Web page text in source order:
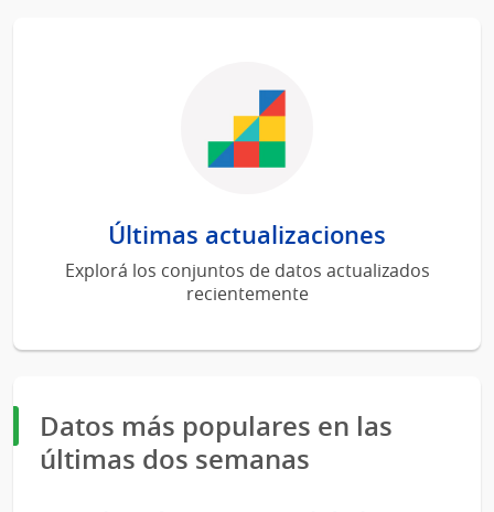
Últimas actualizaciones
Explorá los conjuntos de datos actualizados
recientemente
Datos más populares en las
últimas dos semanas